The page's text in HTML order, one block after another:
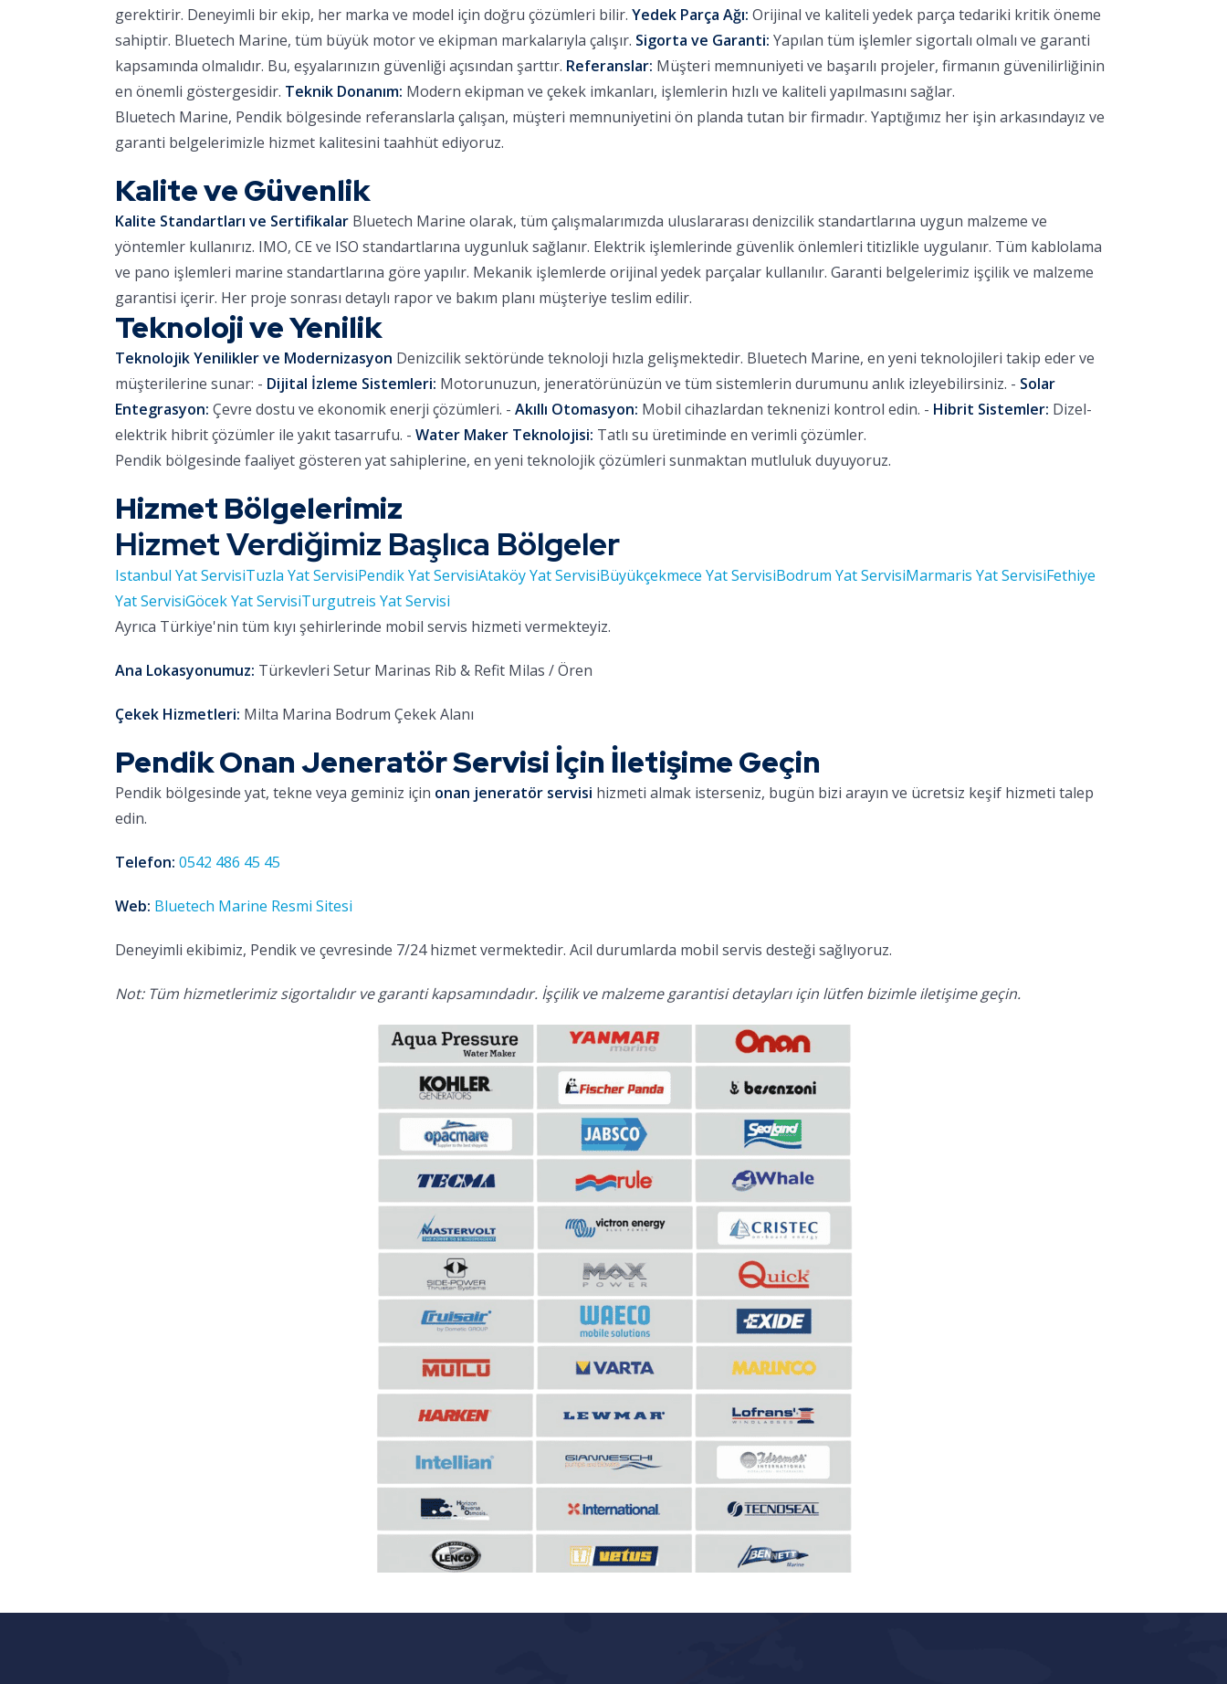
gerektirir. Deneyimli bir ekip, her marka ve model için doğru çözümleri bilir. Yedek Parça Ağı: Orijinal ve kaliteli yedek parça tedariki kritik öneme
sahiptir. Bluetech Marine, tüm büyük motor ve ekipman markalarıyla çalışır. Sigorta ve Garanti: Yapılan tüm işlemler sigortalı olmalı ve garanti
kapsamında olmalıdır. Bu, eşyalarınızın güvenliği açısından şarttır. Referanslar: Müşteri memnuniyeti ve başarılı projeler, firmanın güvenilirliğinin
en önemli göstergesidir. Teknik Donanım: Modern ekipman ve çekek imkanları, işlemlerin hızlı ve kaliteli yapılmasını sağlar.
Bluetech Marine, Pendik bölgesinde referanslarla çalışan, müşteri memnuniyetini ön planda tutan bir firmadır. Yaptığımız her işin arkasındayız ve
garanti belgelerimizle hizmet kalitesini taahhüt ediyoruz.
Kalite ve Güvenlik
Kalite Standartları ve Sertifikalar Bluetech Marine olarak, tüm çalışmalarımızda uluslararası denizcilik standartlarına uygun malzeme ve
yöntemler kullanırız. IMO, CE ve ISO standartlarına uygunluk sağlanır. Elektrik işlemlerinde güvenlik önlemleri titizlikle uygulanır. Tüm kablolama
ve pano işlemleri marine standartlarına göre yapılır. Mekanik işlemlerde orijinal yedek parçalar kullanılır. Garanti belgelerimiz işçilik ve malzeme
garantisi içerir. Her proje sonrası detaylı rapor ve bakım planı müşteriye teslim edilir.
Teknoloji ve Yenilik
Teknolojik Yenilikler ve Modernizasyon Denizcilik sektöründe teknoloji hızla gelişmektedir. Bluetech Marine, en yeni teknolojileri takip eder ve
müşterilerine sunar: - Dijital İzleme Sistemleri: Motorunuzun, jeneratörünüzün ve tüm sistemlerin durumunu anlık izleyebilirsiniz. - Solar
Entegrasyon: Çevre dostu ve ekonomik enerji çözümleri. - Akıllı Otomasyon: Mobil cihazlardan teknenizi kontrol edin. - Hibrit Sistemler: Dizel-
elektrik hibrit çözümler ile yakıt tasarrufu. - Water Maker Teknolojisi: Tatlı su üretiminde en verimli çözümler.
Pendik bölgesinde faaliyet gösteren yat sahiplerine, en yeni teknolojik çözümleri sunmaktan mutluluk duyuyoruz.
Hizmet Bölgelerimiz
Hizmet Verdiğimiz Başlıca Bölgeler
Istanbul Yat ServisiTuzla Yat ServisiPendik Yat ServisiAtaköy Yat ServisiBüyükçekmece Yat ServisiBodrum Yat ServisiMarmaris Yat ServisiFethiye
Yat ServisiGöcek Yat ServisiTurgutreis Yat Servisi
Ayrıca Türkiye'nin tüm kıyı şehirlerinde mobil servis hizmeti vermekteyiz.
Ana Lokasyonumuz: Türkevleri Setur Marinas Rib & Refit Milas / Ören
Çekek Hizmetleri: Milta Marina Bodrum Çekek Alanı
Pendik Onan Jeneratör Servisi İçin İletişime Geçin
Pendik bölgesinde yat, tekne veya geminiz için onan jeneratör servisi hizmeti almak isterseniz, bugün bizi arayın ve ücretsiz keşif hizmeti talep
edin.
Telefon: 0542 486 45 45
Web: Bluetech Marine Resmi Sitesi
Deneyimli ekibimiz, Pendik ve çevresinde 7/24 hizmet vermektedir. Acil durumlarda mobil servis desteği sağlıyoruz.
Not: Tüm hizmetlerimiz sigortalıdır ve garanti kapsamındadır. İşçilik ve malzeme garantisi detayları için lütfen bizimle iletişime geçin.